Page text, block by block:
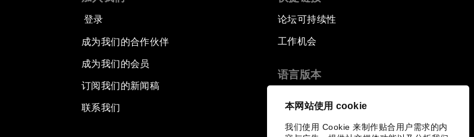
本网站使用 cookie
我们使用 Cookie 来制作贴合用户需求的内
登录
成为我们的合作伙伴
成为我们的会员
订阅我们的新闻稿
联系我们
论坛可持续性
工作机会
语言版本